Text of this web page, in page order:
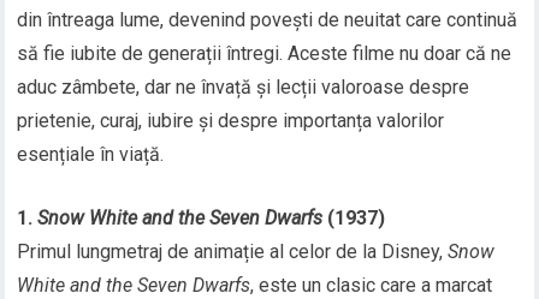
din întreaga lume, devenind povești de neuitat care continuă
să fie iubite de generații întregi. Aceste filme nu doar că ne
aduc zâmbete, dar ne învață și lecții valoroase despre
prietenie, curaj, iubire și despre importanța valorilor
esențiale în viață.
1.Snow White and the Seven Dwarfs (1937)
Primul lungmetraj de animație al celor de la Disney,Snow
White and the Seven Dwarfs, este un clasic care a marcat